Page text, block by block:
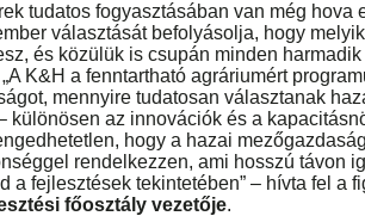
tudatos fogyasztásában van még hova
választását befolyásolja, hogy
és közülük is csupán minden
K&H a fenntartható agráriumért
mennyire tudatosan választanak
különösen az innovációk és a
hogy a hazai
rendelkezzen, ami hosszú távon
a fejlesztések tekintetében” – hívta fel a
főosztály vezetője.